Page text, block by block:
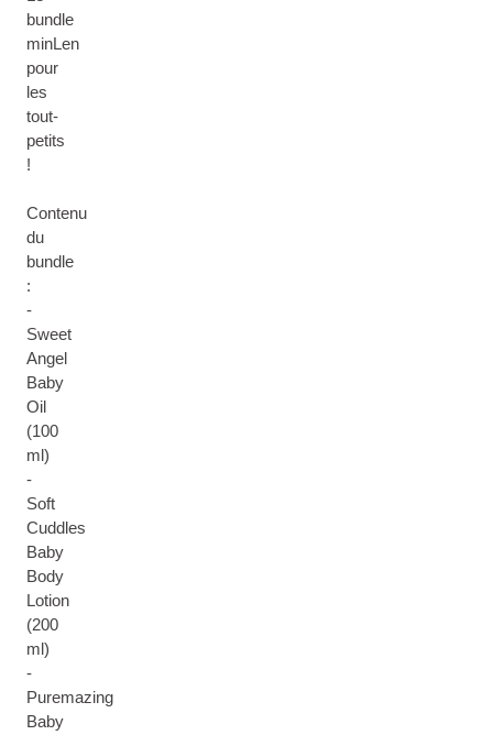
bundle
minLen
pour
les
tout-
petits
!
Contenu
du
bundle
:
-
Sweet
Angel
Baby
Oil
(100
ml)
-
Soft
Cuddles
Baby
Body
Lotion
(200
ml)
-
Puremazing
Baby